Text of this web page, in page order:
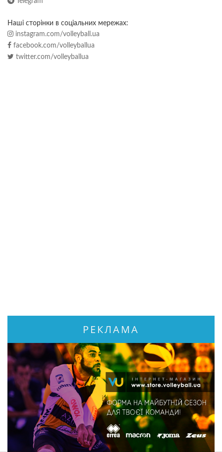
Наші сторінки в соціальних мережах:
instagram.com/volleyball.ua
facebook.com/volleyballua
twitter.com/volleyballua
РЕКЛАМА